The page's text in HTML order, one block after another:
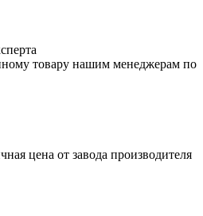
товару нашим менеджерам по
цена от завода производителя